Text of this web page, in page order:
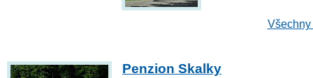
Penzion Skalky